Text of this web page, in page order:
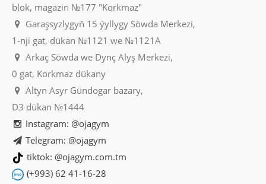
blok, magazin №177 "Korkmaz"
Garaşsyzlygyň 15 ýyllygy Söwda Merkezi,
1-nji gat, dükan №1121 we №1121A
Arkaç Söwda we Dynç Alyş Merkezi,
0 gat, Korkmaz dükany
Altyn Asyr Gündogar bazary,
D3 dükan №1444
Instagram: @ojagym
Telegram: @ojagym
tiktok: @ojagym.com.tm
(+993) 62 41-16-28